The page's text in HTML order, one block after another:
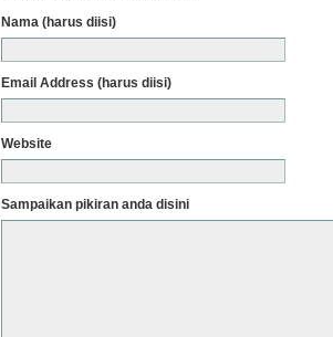
Nama (harus diisi)
Email Address (harus diisi)
Website
Sampaikan pikiran anda disini